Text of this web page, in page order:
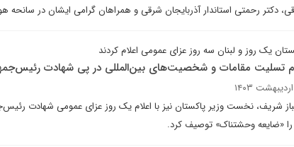
دکتر رحمتی استاندار آذربایجان شرقی و همراهان گرامی ایشان در سانحه
یک روز و لبنان سه روز عزای عمومی اعلام کردند
تسلیت مقامات و شخصیت‌های بین‌المللی در پی شهادت
شریف، نخست وزیر پاکستان نیز با اعلام یک روز عزای عمومی شهادت
«ضایعه وحشتناک» توصیف کرد.